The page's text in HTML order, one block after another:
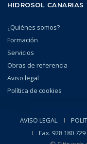
HIDROSOL CANARIAS
¿Quiénes somos?
Formación
Servicios
Obras de referencia
Aviso legal
Política de cookies
AVISO LEGAL
Fax. 928 180 729